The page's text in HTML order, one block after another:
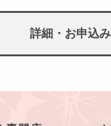
詳細・お申込み